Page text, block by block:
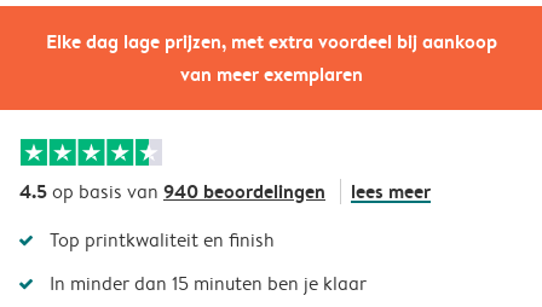
Elke dag lage prijzen, met extra voordeel bij aankoop
van meer exemplaren
4.5op basis van 940 beoordelingen lees meer
Top printkwaliteit en finish
In minder dan 15 minuten ben je klaar